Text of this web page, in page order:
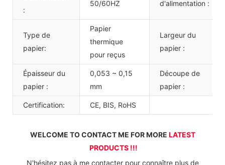
:
50/60HZ
d'alimentation :
Type de
papier:
Papier
thermique
pour reçus
Largeur du
papier :
Épaisseur du
papier :
0,053 ~ 0,15
mm
Découpe de
papier :
Certification: CE, BIS, RoHS
WELCOME TO CONTACT ME FOR MORE LATEST
PRODUCTS !!!